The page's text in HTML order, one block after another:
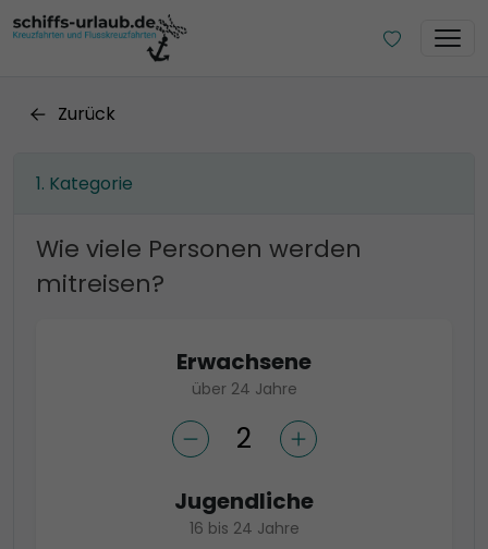
Zurück
Kategorie
Wie viele Personen werden
mitreisen?
Erwachsene
über 24 Jahre
Jugendliche
16 bis 24 Jahre